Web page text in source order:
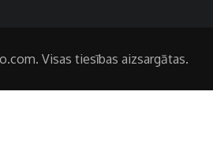
Visas tiesības aizsargātas.